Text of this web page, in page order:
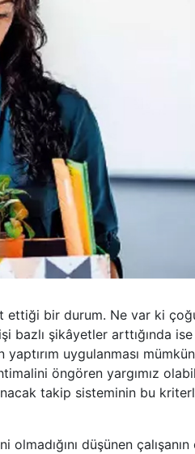
ettiği bir durum. Ne var ki
bazlı şikâyetler arttığında
yaptırım uygulanması
öngören yargımız
takip sisteminin bu
düşünen